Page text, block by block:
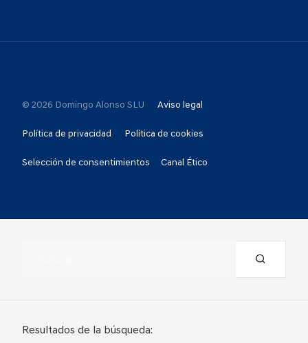
© 2026 Domingo Alonso SLU Aviso legal
Política de privacidad Política de cookies
Selección de consentimientos Canal Ético
Resultados de la búsqueda: